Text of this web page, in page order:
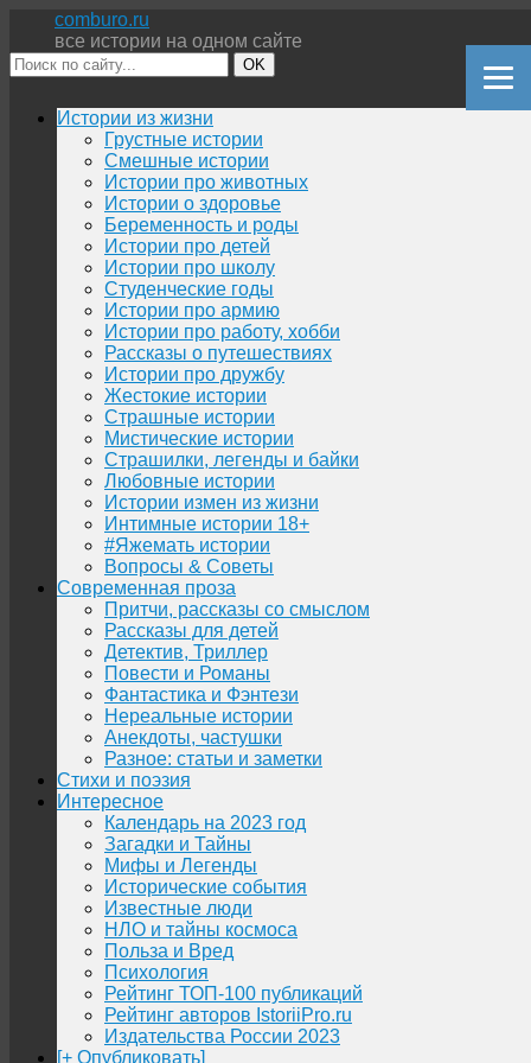
comburo.ru
все истории на одном сайте
OK
Перейти
содержимому
Истории из жизни
Грустные истории
Смешные истории
Истории про животных
Истории о здоровье
Беременность и роды
Истории про детей
Истории про школу
Студенческие годы
Истории про армию
Истории про работу, хобби
Рассказы о путешествиях
Истории про дружбу
Жестокие истории
Страшные истории
Мистические истории
Страшилки, легенды и байки
Любовные истории
Истории измен из жизни
Интимные истории 18+
#Яжемать истории
Вопросы & Советы
Современная проза
Притчи, рассказы со смыслом
Рассказы для детей
Детектив, Триллер
Повести и Романы
Фантастика и Фэнтези
Нереальные истории
Анекдоты, частушки
Разное: статьи и заметки
Стихи и поэзия
Интересное
Календарь на 2023 год
Загадки и Тайны
Мифы и Легенды
Исторические события
Известные люди
НЛО и тайны космоса
Польза и Вред
Психология
Рейтинг ТОП-100 публикаций
Рейтинг авторов IstoriiPro.ru
Издательства России 2023
[+ Опубликовать]